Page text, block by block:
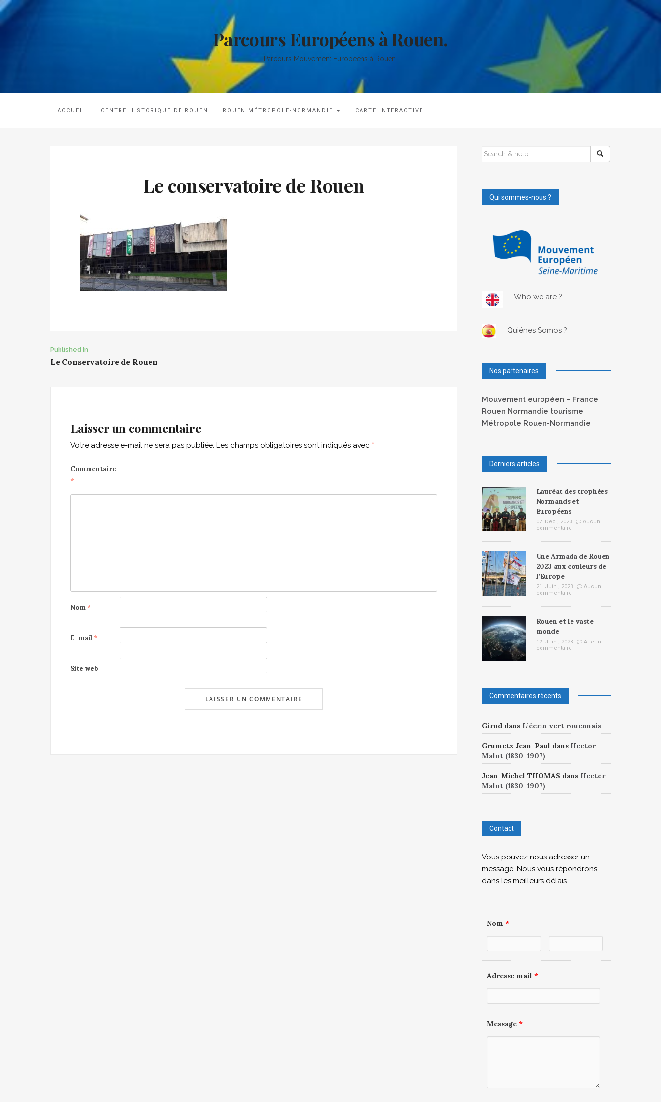
Parcours Européens à Rouen.
Parcours Mouvement Européens à Rouen.
ACCUEIL CENTRE HISTORIQUE DE ROUEN ROUEN MÉTROPOLE-NORMANDIE CARTE INTERACTIVE
Le conservatoire de Rouen
Post
Published In
Le Conservatoire de Rouen
Laisser un commentaire
Votre adresse e-mail ne sera pas publiée. Les champs obligatoires sont indiqués avec *
Commentaire
*
Nom *
E-mail *
Site web
SEARCH
FOR:
Qui sommes-nous ?
Who we are ?
Quiénes Somos ?
Nos partenaires
Mouvement européen – France
Rouen Normandie tourisme
Métropole Rouen-Normandie
Derniers articles
Lauréat des trophées
Normands et
Européens
02. Déc , 2023
Aucun
commentaire
Une Armada de Rouen
2023 aux couleurs de
l’Europe
21. Juin , 2023
Aucun
commentaire
Rouen et le vaste
monde
12. Juin , 2023
Aucun
commentaire
Commentaires récents
Giroddans L’écrin vert rouennais
Grumetz Jean-Paul dans Hector
Malot (1830-1907)
Jean-Michel THOMAS dans Hector
Malot (1830-1907)
Contact
Vous pouvez nous adresser un
message. Nous vous répondrons
dans les meilleurs délais.
Nom *
Adresse mail *
Message *